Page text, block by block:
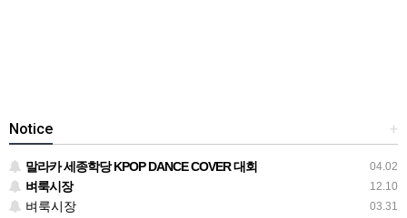
+
Notice
04.02
말라카 세종학당 KPOP DANCE COVER 대회
12.10
벼룩시장
03.31
벼룩시장